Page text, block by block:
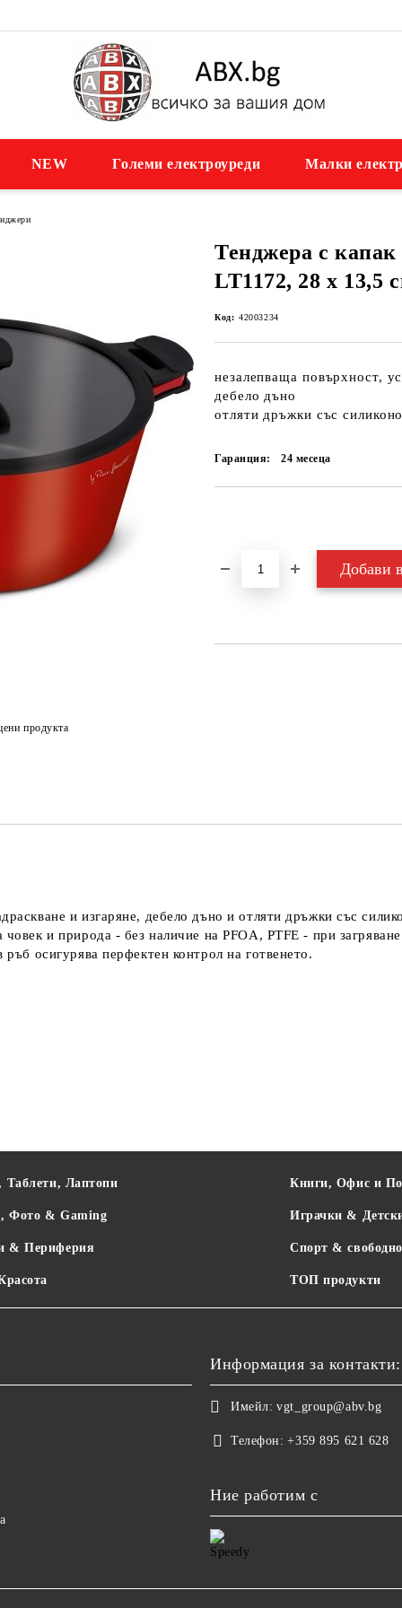
NEW Големи електроуреди Малки
Тенджера с
LT1172, 28 х 13,5
Код: 42003234
незалепваща повърхност,
дебело дъно
отляти дръжки със
Гаранция: 24 месеца
продукта
и изгаряне, дебело дъно и отляти дръжки със
и природа - без наличие на PFOA, PTFE - при
осигурява перфектен контрол на готвенето.
Таблети, Лаптопи
Фото & Gaming
& Периферия
Книги, Офис и
Играчки &
Спорт &
ТОП продукти
Информация за контакти:
Имейл: vgt_group@abv.bg
Телефон: +359 895 621 628
Ние работим с